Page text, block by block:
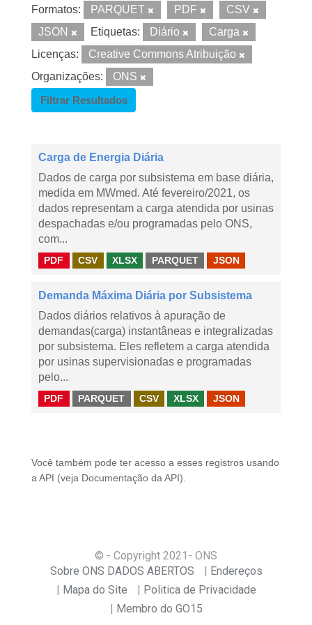
Formatos: PARQUET PDF
CSV
JSON
Etiquetas: Diário
Carga
Licenças:
Creative Commons Atribuição
Organizações:
ONS
Filtrar Resultados
Carga de Energia Diária
Dados de carga por subsistema em base diária,
medida em MWmed. Até fevereiro/2021, os
dados representam a carga atendida por usinas
despachadas e/ou programadas pelo ONS,
com...
PDF CSV XLSX PARQUET JSON
Demanda Máxima Diária por Subsistema
Dados diários relativos à apuração de
demandas(carga) instantâneas e integralizadas
por subsistema. Eles refletem a carga atendida
por usinas supervisionadas e programadas
pelo...
PDF PARQUET CSV XLSX JSON
Você também pode ter acesso a esses registros usando
a API (veja Documentação da API ).
© - Copyright 2021 - ONS
Sobre ONS DADOS ABERTOS
Endereços
Mapa do Site
Politica de Privacidade
Membro do GO15